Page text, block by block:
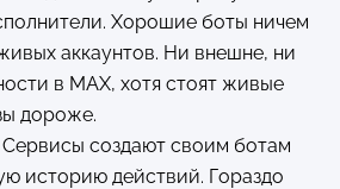
Хорошие боты ничем
аккаунтов. Ни внешне, ни
в MAX, хотя стоят живые
дороже.
создают своим ботам
историю действий. Гораздо